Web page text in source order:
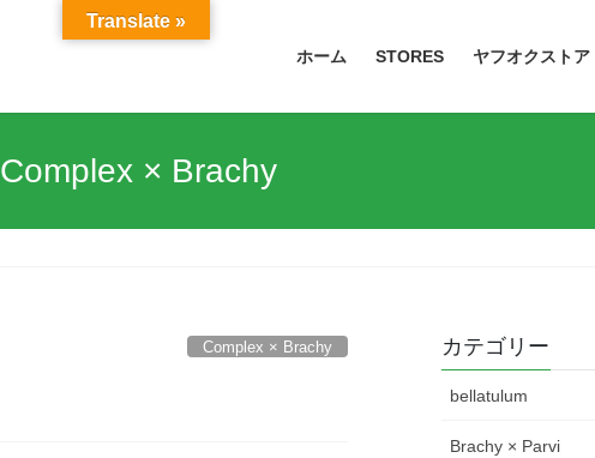
ホーム STORES ヤフオクストア
Complex × Brachy
Complex × Brachy カテゴリー
bellatulum
Brachy × Parvi
Translate »